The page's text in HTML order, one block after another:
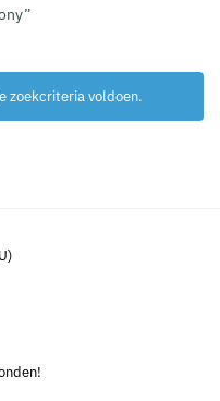
zoekcriteria voldoen.